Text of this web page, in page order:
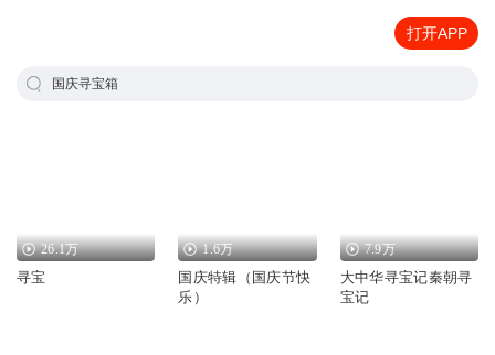
打开APP
国庆寻宝箱
26.1万
寻宝
1.6万
国庆特辑（国庆节快
乐）
7.9万
大中华寻宝记秦朝寻
宝记